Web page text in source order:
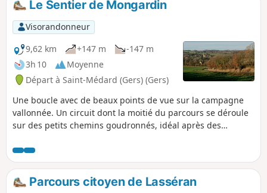
Le Sentier de Mongardin
Visorandonneur
9,62 km
+147 m
-147 m
3h 10
Moyenne
Départ à Saint-Médard (Gers) (Gers)
Une boucle avec de beaux points de vue sur la campagne
vallonnée. Un circuit dont la moitié du parcours se déroule
sur des petits chemins goudronnés, idéal après des
Parcours citoyen de Lasséran